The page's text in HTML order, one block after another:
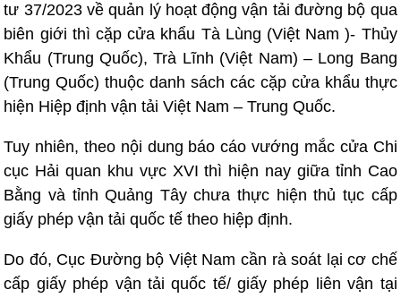
tư 37/2023 về quản lý hoạt động vận tải đường bộ qua
biên giới thì cặp cửa khẩu Tà Lùng (Việt Nam )- Thủy
Khẩu (Trung Quốc), Trà Lĩnh (Việt Nam) – Long Bang
(Trung Quốc) thuộc danh sách các cặp cửa khẩu thực
hiện Hiệp định vận tải Việt Nam – Trung Quốc.
Tuy nhiên, theo nội dung báo cáo vướng mắc cửa Chi
cục Hải quan khu vực XVI thì hiện nay giữa tỉnh Cao
Bằng và tỉnh Quảng Tây chưa thực hiện thủ tục cấp
giấy phép vận tải quốc tế theo hiệp định.
Do đó, Cục Đường bộ Việt Nam cần rà soát lại cơ chế
cấp giấy phép vận tải quốc tế/ giấy phép liên vận tại